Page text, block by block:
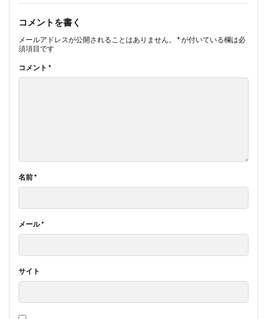
コメントを書く
メールアドレスが公開されることはありません。 *が付いている欄は必
須項目です
コメント *
名前*
メール*
サイト